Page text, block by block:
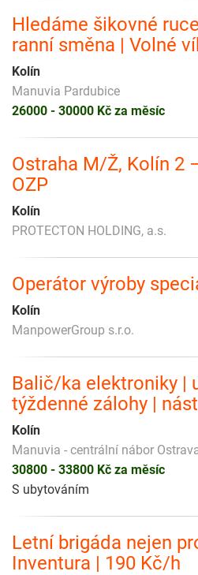
Hledáme šikovné
ranní směna | Volné
Kolín
Manuvia Pardubice
26000 - 30000 Kč za měsíc
Ostraha M/Ž, Kolín 2
OZP
Kolín
PROTECTON HOLDING, a.s.
Operátor výroby
Kolín
ManpowerGroup s.r.o.
Balič/ka elektroniky |
týždenné zálohy |
Kolín
Manuvia - centrální nábor
30800 - 33800 Kč za měsíc
S ubytováním
Letní brigáda nejen
Inventura | 190 Kč/h